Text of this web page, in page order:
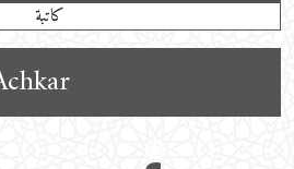
كاتبة